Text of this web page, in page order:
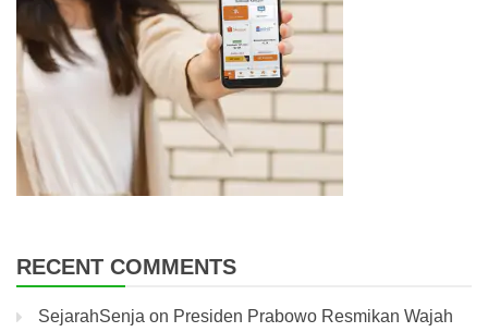
RECENT COMMENTS
SejarahSenja on Presiden Prabowo Resmikan Wajah